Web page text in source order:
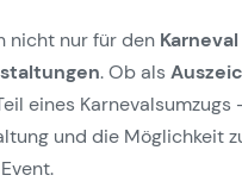
nicht nur für den Karneval
. Ob als
eines
und die Möglichkeit